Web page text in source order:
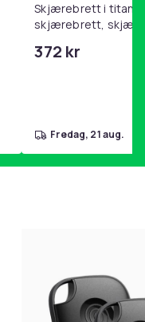
Skjærebrett i titan,
skjærebrett,
372 kr
fredag, 21 aug.